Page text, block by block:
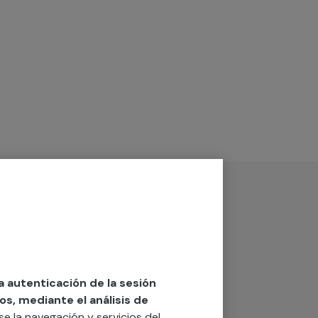
autenticación de la sesión
mediante el análisis de